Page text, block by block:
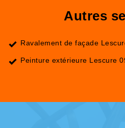
Autres
Ravalement de façade
Peinture extérieure Lescure